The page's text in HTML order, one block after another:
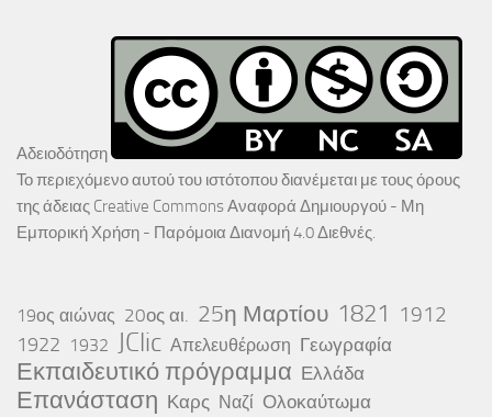
Αδειοδότηση
Το περιεχόμενο αυτού του ιστότοπου διανέμεται με τους όρους
της άδειας Creative Commons Αναφορά Δημιουργού - Μη
Εμπορική Χρήση - Παρόμοια Διανομή 4.0 Διεθνές.
19ος αιώνας 20ος αι. 25η Μαρτίου 1821 1912
1922 1932 JClic Απελευθέρωση Γεωγραφία
Εκπαιδευτικό πρόγραμμα Ελλάδα
Επανάσταση Καρς Ναζί Ολοκαύτωμα